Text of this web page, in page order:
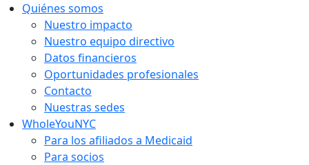
contenido
Quiénes somos
Nuestro impacto
Nuestro equipo directivo
Datos financieros
Oportunidades profesionales
Contacto
Nuestras sedes
WholeYouNYC
Para los afiliados a Medicaid
Para socios